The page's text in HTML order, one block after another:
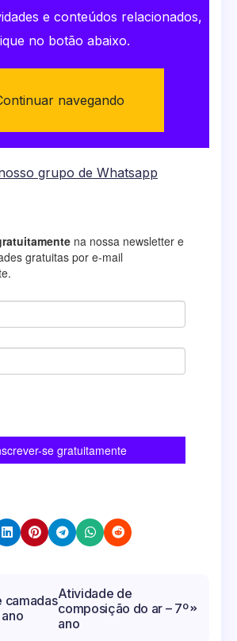
e conteúdos relacionados,
no botão abaixo.
navegando
grupo de Whatsapp
camadasAtividade de
composição do ar – 7º
ano